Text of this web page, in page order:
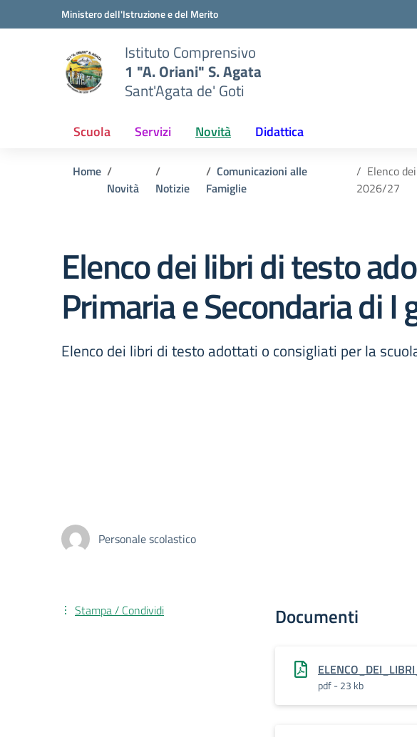
Vai ai contenuti
Vai al menu di navigazioneMinistero dell'Istruzione e del Merito
Istituto Comprensivo
1 "A. Oriani" S. Agata
Sant'Agata de' Goti
Scuola Servizi Novità Didattica
Home
Novità
Notizie
Comunicazioni alle
Famiglie
Elenco
2026/27
Elenco dei libri di testo
Primaria e Secondaria di I
Elenco dei libri di testo adottati o consigliati per la
Personale scolastico
Documenti
pdf - 23 kb
Stampa / Condividi